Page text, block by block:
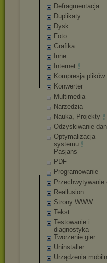
Defragmentacja
Duplikaty
Dysk
Foto
Grafika
Inne
Internet
Kompresja plików
Konwerter
Multimedia
Narzędzia
Nauka, Projekty
Odzyskiwanie
Optymalizacja
systemu
Pasjans
PDF
Programowanie
Przechwytywanie
Reallusion
Strony WWW
Tekst
Testowanie i
diagnostyka
Tworzenie gier
Uninstaller
Urządzenia